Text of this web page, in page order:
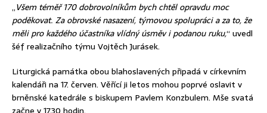
„Všem téměř 170 dobrovolníkům bych chtěl opravdu moc
poděkovat. Za obrovské nasazení, týmovou spolupráci a za to, že
měli pro každého účastníka vlídný úsměv i podanou ruku,“ uvedl
šéf realizačního týmu Vojtěch Jurásek.
Liturgická památka obou blahoslavených připadá v církevním
kalendáři na 17. červen. Věřící ji letos mohou poprvé oslavit v
brněnské katedrále s biskupem Pavlem Konzbulem. Mše svatá